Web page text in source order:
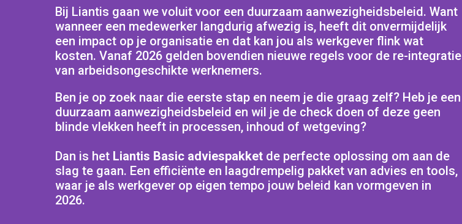
Bij Liantis gaan we voluit voor een duurzaam aanwezigheidsbeleid. Want
wanneer een medewerker langdurig afwezig is, heeft dit onvermijdelijk
een impact op je organisatie en dat kan jou als werkgever flink wat
kosten. Vanaf 2026 gelden bovendien nieuwe regels voor de re-integratie
van arbeidsongeschikte werknemers.
Ben je op zoek naar die eerste stap en neem je die graag zelf? Heb je een
duurzaam aanwezigheidsbeleid en wil je de check doen of deze geen
blinde vlekken heeft in processen, inhoud of wetgeving?
Dan is het Liantis Basic adviespakket de perfecte oplossing om aan de
slag te gaan. Een efficiënte en laagdrempelig pakket van advies en tools,
waar je als werkgever op eigen tempo jouw beleid kan vormgeven in
2026.